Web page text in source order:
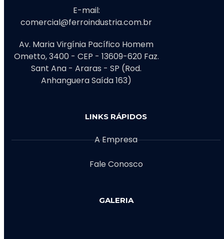
E-mail:
comercial@ferroindustria.com.br
Av. Maria Virgínia Pacífico Homem
Ometto, 3400 - CEP - 13609-620 Faz.
Sant Ana - Araras - SP (Rod.
Anhanguera Saída 163)
LINKS RÁPIDOS
A Empresa
Fale Conosco
GALERIA